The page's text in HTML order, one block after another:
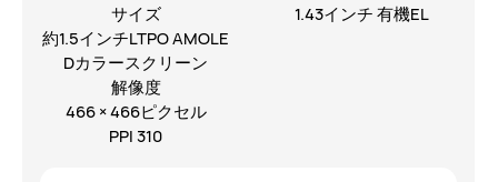
サイズ
約1.5インチLTPO AMOLE
Dカラースクリーン
解像度
466 × 466ピクセル
PPI 310
1.43インチ 有機EL